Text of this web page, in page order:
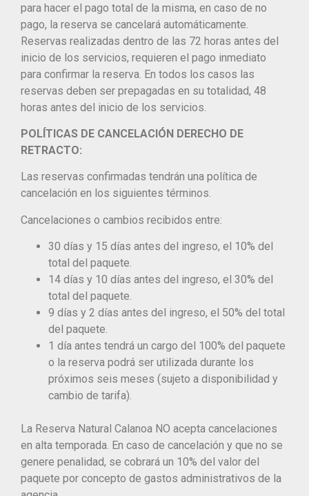
para hacer el pago total de la misma, en caso de no
pago, la reserva se cancelará automáticamente.
Reservas realizadas dentro de las 72 horas antes del
inicio de los servicios, requieren el pago inmediato
para confirmar la reserva. En todos los casos las
reservas deben ser prepagadas en su totalidad, 48
horas antes del inicio de los servicios.
POLÍTICAS DE CANCELACIÓN DERECHO DE
RETRACTO:
Las reservas confirmadas tendrán una política de
cancelación en los siguientes términos.
Cancelaciones o cambios recibidos entre:
30 días y 15 días antes del ingreso, el 10% del
total del paquete.
14 días y 10 días antes del ingreso, el 30% del
total del paquete.
9 días y 2 días antes del ingreso, el 50% del total
del paquete.
1 día antes tendrá un cargo del 100% del paquete
o la reserva podrá ser utilizada durante los
próximos seis meses (sujeto a disponibilidad y
cambio de tarifa).
La Reserva Natural Calanoa NO acepta cancelaciones
en alta temporada. En caso de cancelación y que no se
genere penalidad, se cobrará un 10% del valor del
paquete por concepto de gastos administrativos de la